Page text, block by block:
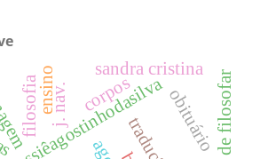
dossiêagostinhodasilva
j. nav.
sandra cristina
obituário
corpos
filosofia ato de filosofar
ensino